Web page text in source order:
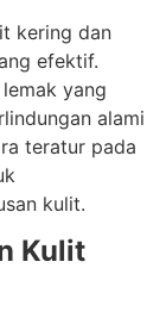
kering dan
efektif.
yang
alami
teratur pada
kulit.
Kulit